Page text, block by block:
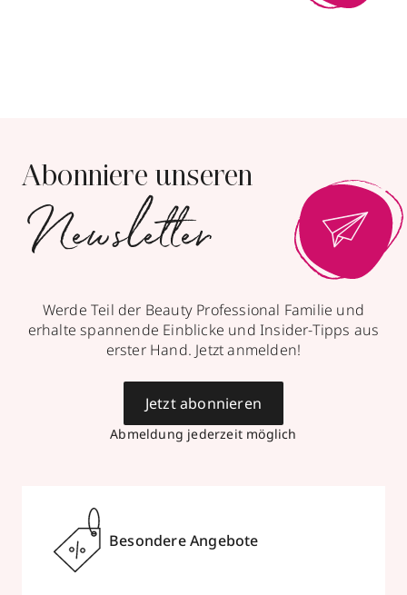
Abonniere unseren
Newsletter
Werde Teil der Beauty Professional Familie und
erhalte spannende Einblicke und Insider-Tipps aus
erster Hand. Jetzt anmelden!
Abmeldung jederzeit möglich
Jetzt abonnieren
Besondere Angebote